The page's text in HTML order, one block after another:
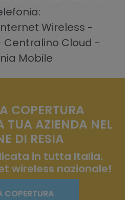
Wireless -
Centralino Cloud -
Mobile
COPERTURA
TUA AZIENDA NEL
DI RESIA
in tutta Italia.
wireless nazionale!
COPERTURA